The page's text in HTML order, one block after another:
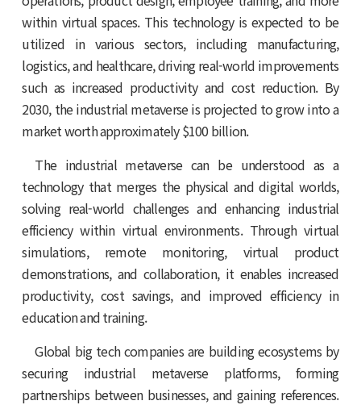
within virtual spaces. This technology is expected to be
utilized in various sectors, including manufacturing,
logistics, and healthcare, driving real-world improvements
such as increased productivity and cost reduction. By
2030, the industrial metaverse is projected to grow into a
market worth approximately $100 billion.
The industrial metaverse can be understood as a
technology that merges the physical and digital worlds,
solving real-world challenges and enhancing industrial
efficiency within virtual environments. Through virtual
simulations, remote monitoring, virtual product
demonstrations, and collaboration, it enables increased
productivity, cost savings, and improved efficiency in
education and training.
Global big tech companies are building ecosystems by
securing industrial metaverse platforms, forming
partnerships between businesses, and gaining references.